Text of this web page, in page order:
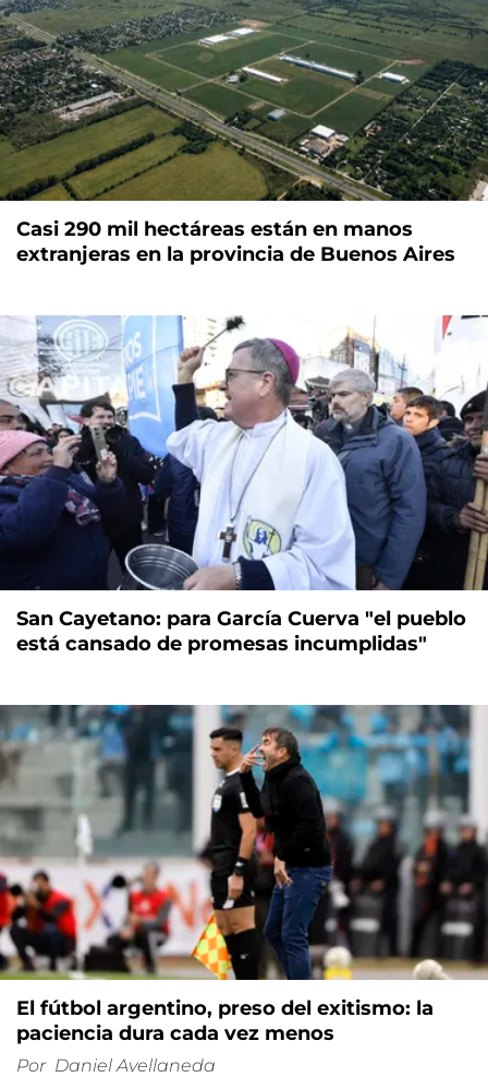
Casi 290 mil hectáreas están en manos
extranjeras en la provincia de Buenos Aires
San Cayetano: para García Cuerva "el pueblo
está cansado de promesas incumplidas"
El fútbol argentino, preso del exitismo: la
paciencia dura cada vez menos
Por Daniel Avellaneda